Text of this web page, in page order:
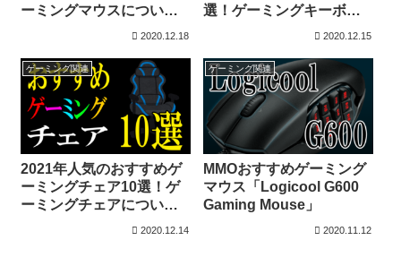
ーミングマウスについ
2020.12.18
選！ゲーミングキーボー
2020.12.15
ゲーミング関連
2021年人気のおすすめゲ
ーミングチェア10選！ゲ
ーミングチェアについ
2020.12.14
ゲーミング関連
MMOおすすめゲーミング
マウス「Logicool G600
Gaming Mouse」
2020.11.12